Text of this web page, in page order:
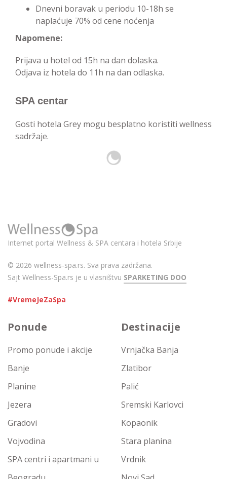
Dnevni boravak u periodu 10-18h se
naplaćuje 70% od cene noćenja
Napomene:
Prijava u hotel od 15h na dan dolaska.
Odjava iz hotela do 11h na dan odlaska.
SPA centar
Gosti hotela Grey mogu besplatno koristiti wellness
sadržaje.
Internet portal Wellness & SPA centara i hotela Srbije
© 2026 wellness-spa.rs. Sva prava zadržana.
Sajt Wellness-Spa.rs je u vlasništvu SPARKETING DOO
#VremeJeZaSpa
Ponude
Promo ponude i akcije
Banje
Planine
Jezera
Gradovi
Vojvodina
SPA centri i apartmani u
Destinacije
Vrnjačka Banja
Zlatibor
Palić
Sremski Karlovci
Kopaonik
Stara planina
Vrdnik